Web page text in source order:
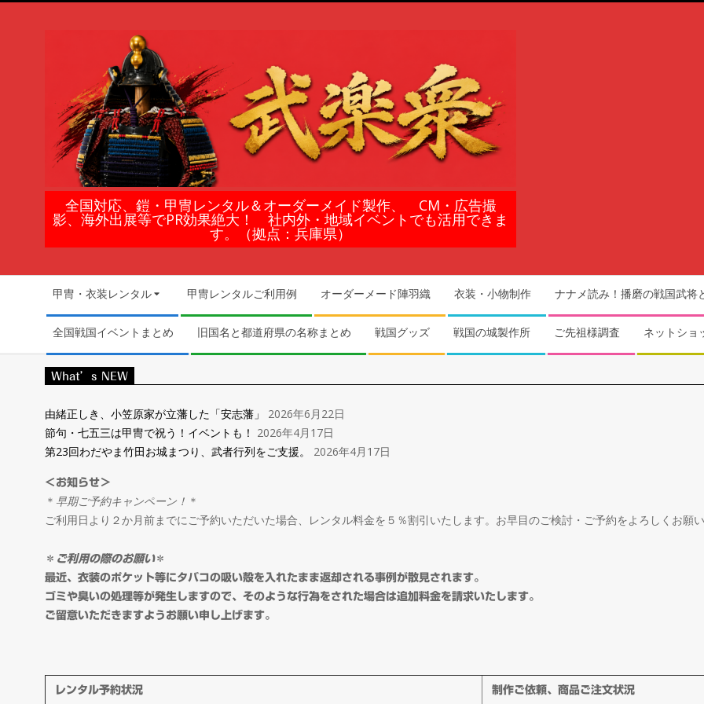
鎧
甲
冑
の
レ
ン
タ
ル
＆
オ
ー
ダ
全国対応、鎧・甲冑レンタル＆オーダーメイド製作、 CM・広告撮
影、海外出展等でPR効果絶大！ 社内外・地域イベントでも活用できま
す。（拠点：兵庫県）
Navigation
Menu
甲冑・衣装レンタル 甲冑レンタルご利用例 オーダーメード陣羽織 衣装・小物制作 ナナメ読み！播磨の戦国武将
全国戦国イベントまとめ 旧国名と都道府県の名称まとめ 戦国グッズ 戦国の城製作所 ご先祖様調査 ネットショ
What’s NEW
由緒正しき、小笠原家が立藩した「安志藩」
2026年6月22日
節句・七五三は甲冑で祝う！イベントも！ 2026年4月17日
第23回わだやま竹田お城まつり、武者行列をご支援。
2026年4月17日
＜お知らせ＞
＊ 早期ご予約キャンペーン！ ＊
ご利用日より２か月前までにご予約いただいた場合、レンタル料金を５％割引いたします。お早目のご検討・ご予約をよろしくお願い
＊ ご利用の際のお願い＊
最近、衣装のポケット等にタバコの吸い殻を入れたまま返却される事例が散見されます。
ゴミや臭いの処理等が発生しますので、そのような行為をされた場合は追加料金を請求いたします。
ご留意いただきますようお願い申し上げます。
レンタル予約状況 制作ご依頼、商品ご注文状況